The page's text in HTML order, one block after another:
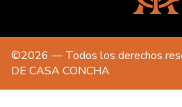
©2026 — Todos los derechos
DE CASA CONCHA